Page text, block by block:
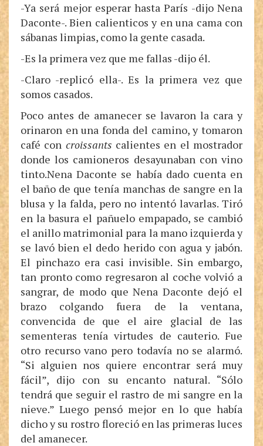
-Ya será mejor esperar hasta París -dijo Nena
Daconte-. Bien calienticos y en una cama con
sábanas limpias, como la gente casada.
-Es la primera vez que me fallas -dijo él.
-Claro -replicó ella-. Es la primera vez que
somos casados.
Poco antes de amanecer se lavaron la cara y
orinaron en una fonda del camino, y tomaron
café con croissants calientes en el mostrador
donde los camioneros desayunaban con vino
tinto.Nena Daconte se había dado cuenta en
el baño de que tenía manchas de sangre en la
blusa y la falda, pero no intentó lavarlas. Tiró
en la basura el pañuelo empapado, se cambió
el anillo matrimonial para la mano izquierda y
se lavó bien el dedo herido con agua y jabón.
El pinchazo era casi invisible. Sin embargo,
tan pronto como regresaron al coche volvió a
sangrar, de modo que Nena Daconte dejó el
brazo colgando fuera de la ventana,
convencida de que el aire glacial de las
sementeras tenía virtudes de cauterio. Fue
otro recurso vano pero todavía no se alarmó.
“Si alguien nos quiere encontrar será muy
fácil”, dijo con su encanto natural. “Sólo
tendrá que seguir el rastro de mi sangre en la
nieve.” Luego pensó mejor en lo que había
dicho y su rostro floreció en las primeras luces
del amanecer.